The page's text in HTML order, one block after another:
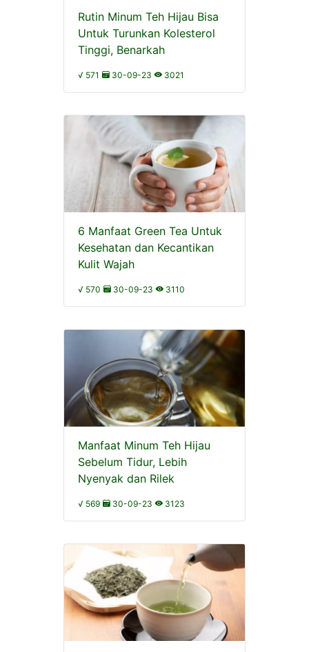
Rutin Minum Teh Hijau Bisa
Untuk Turunkan Kolesterol
Tinggi, Benarkah
√ 571 30-09-23 3021
6 Manfaat Green Tea Untuk
Kesehatan dan Kecantikan
Kulit Wajah
√ 570 30-09-23 3110
Manfaat Minum Teh Hijau
Sebelum Tidur, Lebih
Nyenyak dan Rilek
√ 569 30-09-23 3123